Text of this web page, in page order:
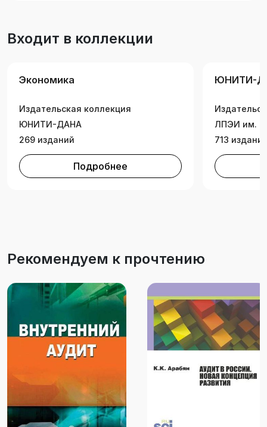
предприятий и организаций, менеджеров,
изданий учебника, заложенных авторским
Исаковича Подольского.
Входит в коллекции
Экономика
Издательская коллекция
ЮНИТИ-ДАНА
269 изданий
Подробнее
ЮНИТИ-
ЛПЭИ им.
713
Рекомендуем к прочтению